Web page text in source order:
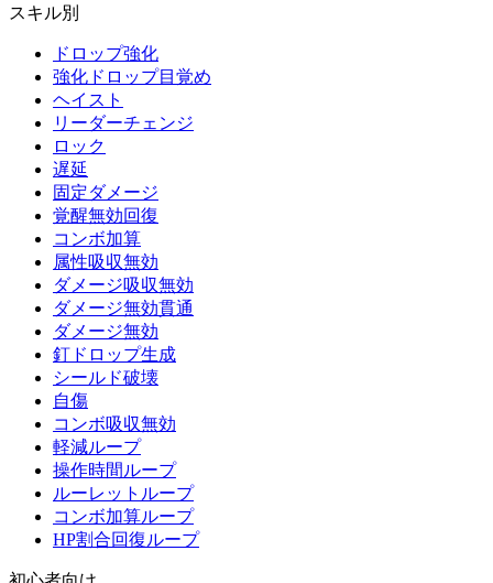
スキル別
ドロップ強化
強化ドロップ目覚め
ヘイスト
リーダーチェンジ
ロック
遅延
固定ダメージ
覚醒無効回復
コンボ加算
属性吸収無効
ダメージ吸収無効
ダメージ無効貫通
ダメージ無効
釘ドロップ生成
シールド破壊
自傷
コンボ吸収無効
軽減ループ
操作時間ループ
ルーレットループ
コンボ加算ループ
HP割合回復ループ